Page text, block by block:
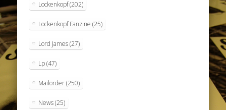
Lockenkopf(202)
Lockenkopf Fanzine (25)
Lord James(27)
Lp(47)
Mailorder(250)
News(25)